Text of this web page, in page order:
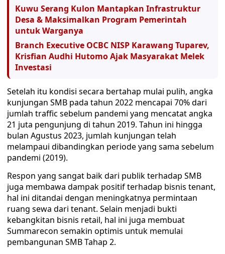
Kuwu Serang Kulon Mantapkan Infrastruktur
Desa & Maksimalkan Program Pemerintah
untuk Warganya
Branch Executive OCBC NISP Karawang Tuparev,
Krisfian Audhi Hutomo Ajak Masyarakat Melek
Investasi
Setelah itu kondisi secara bertahap mulai pulih, angka
kunjungan SMB pada tahun 2022 mencapai 70% dari
jumlah traffic sebelum pandemi yang mencatat angka
21 juta pengunjung di tahun 2019. Tahun ini hingga
bulan Agustus 2023, jumlah kunjungan telah
melampaui dibandingkan periode yang sama sebelum
pandemi (2019).
Respon yang sangat baik dari publik terhadap SMB
juga membawa dampak positif terhadap bisnis tenant,
hal ini ditandai dengan meningkatnya permintaan
ruang sewa dari tenant. Selain menjadi bukti
kebangkitan bisnis retail, hal ini juga membuat
Summarecon semakin optimis untuk memulai
pembangunan SMB Tahap 2.